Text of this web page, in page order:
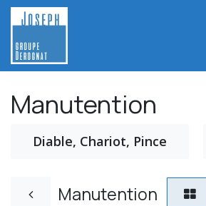
Se rendre au contenu
Manutention
Diable, Chariot, Pince
Manutention